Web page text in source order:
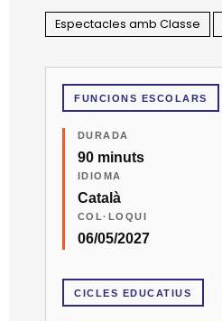
Espectacles amb Classe
FUNCIONS ESCOLARS
DURADA
90 minuts
IDIOMA
Català
COL·LOQUI
06/05/2027
CICLES EDUCATIUS